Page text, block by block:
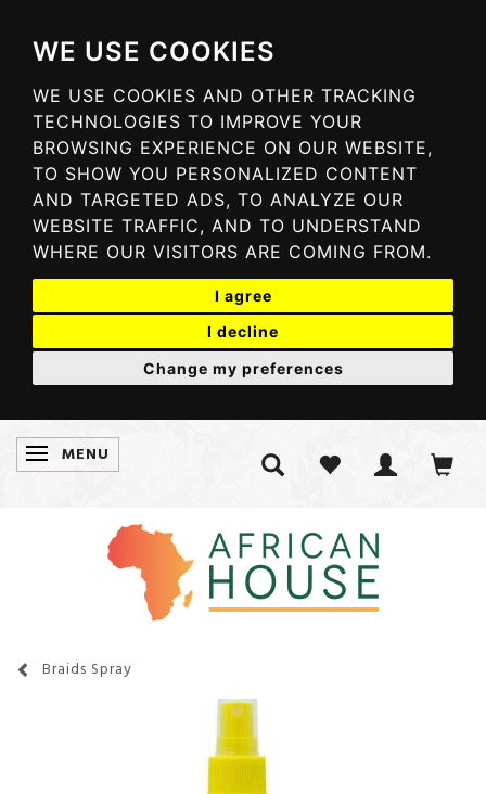
WE USE COOKIES
WE USE COOKIES AND OTHER TRACKING
TECHNOLOGIES TO IMPROVE YOUR
BROWSING EXPERIENCE ON OUR WEBSITE,
TO SHOW YOU PERSONALIZED CONTENT
AND TARGETED ADS, TO ANALYZE OUR
WEBSITE TRAFFIC, AND TO UNDERSTAND
WHERE OUR VISITORS ARE COMING FROM.
I agree
I decline
Change my preferences
SKIFTE NAVIGATION
MENU
Braids Spray